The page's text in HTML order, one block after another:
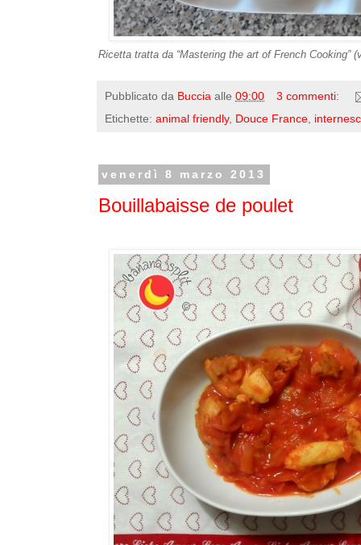
Ricetta tratta da “Mastering the art of French Cooking”
Pubblicato da Buccia alle 09:00
3 commenti:
Etichette: animal friendly, Douce France
venerdì 8 marzo 2013
Bouillabaisse de poulet